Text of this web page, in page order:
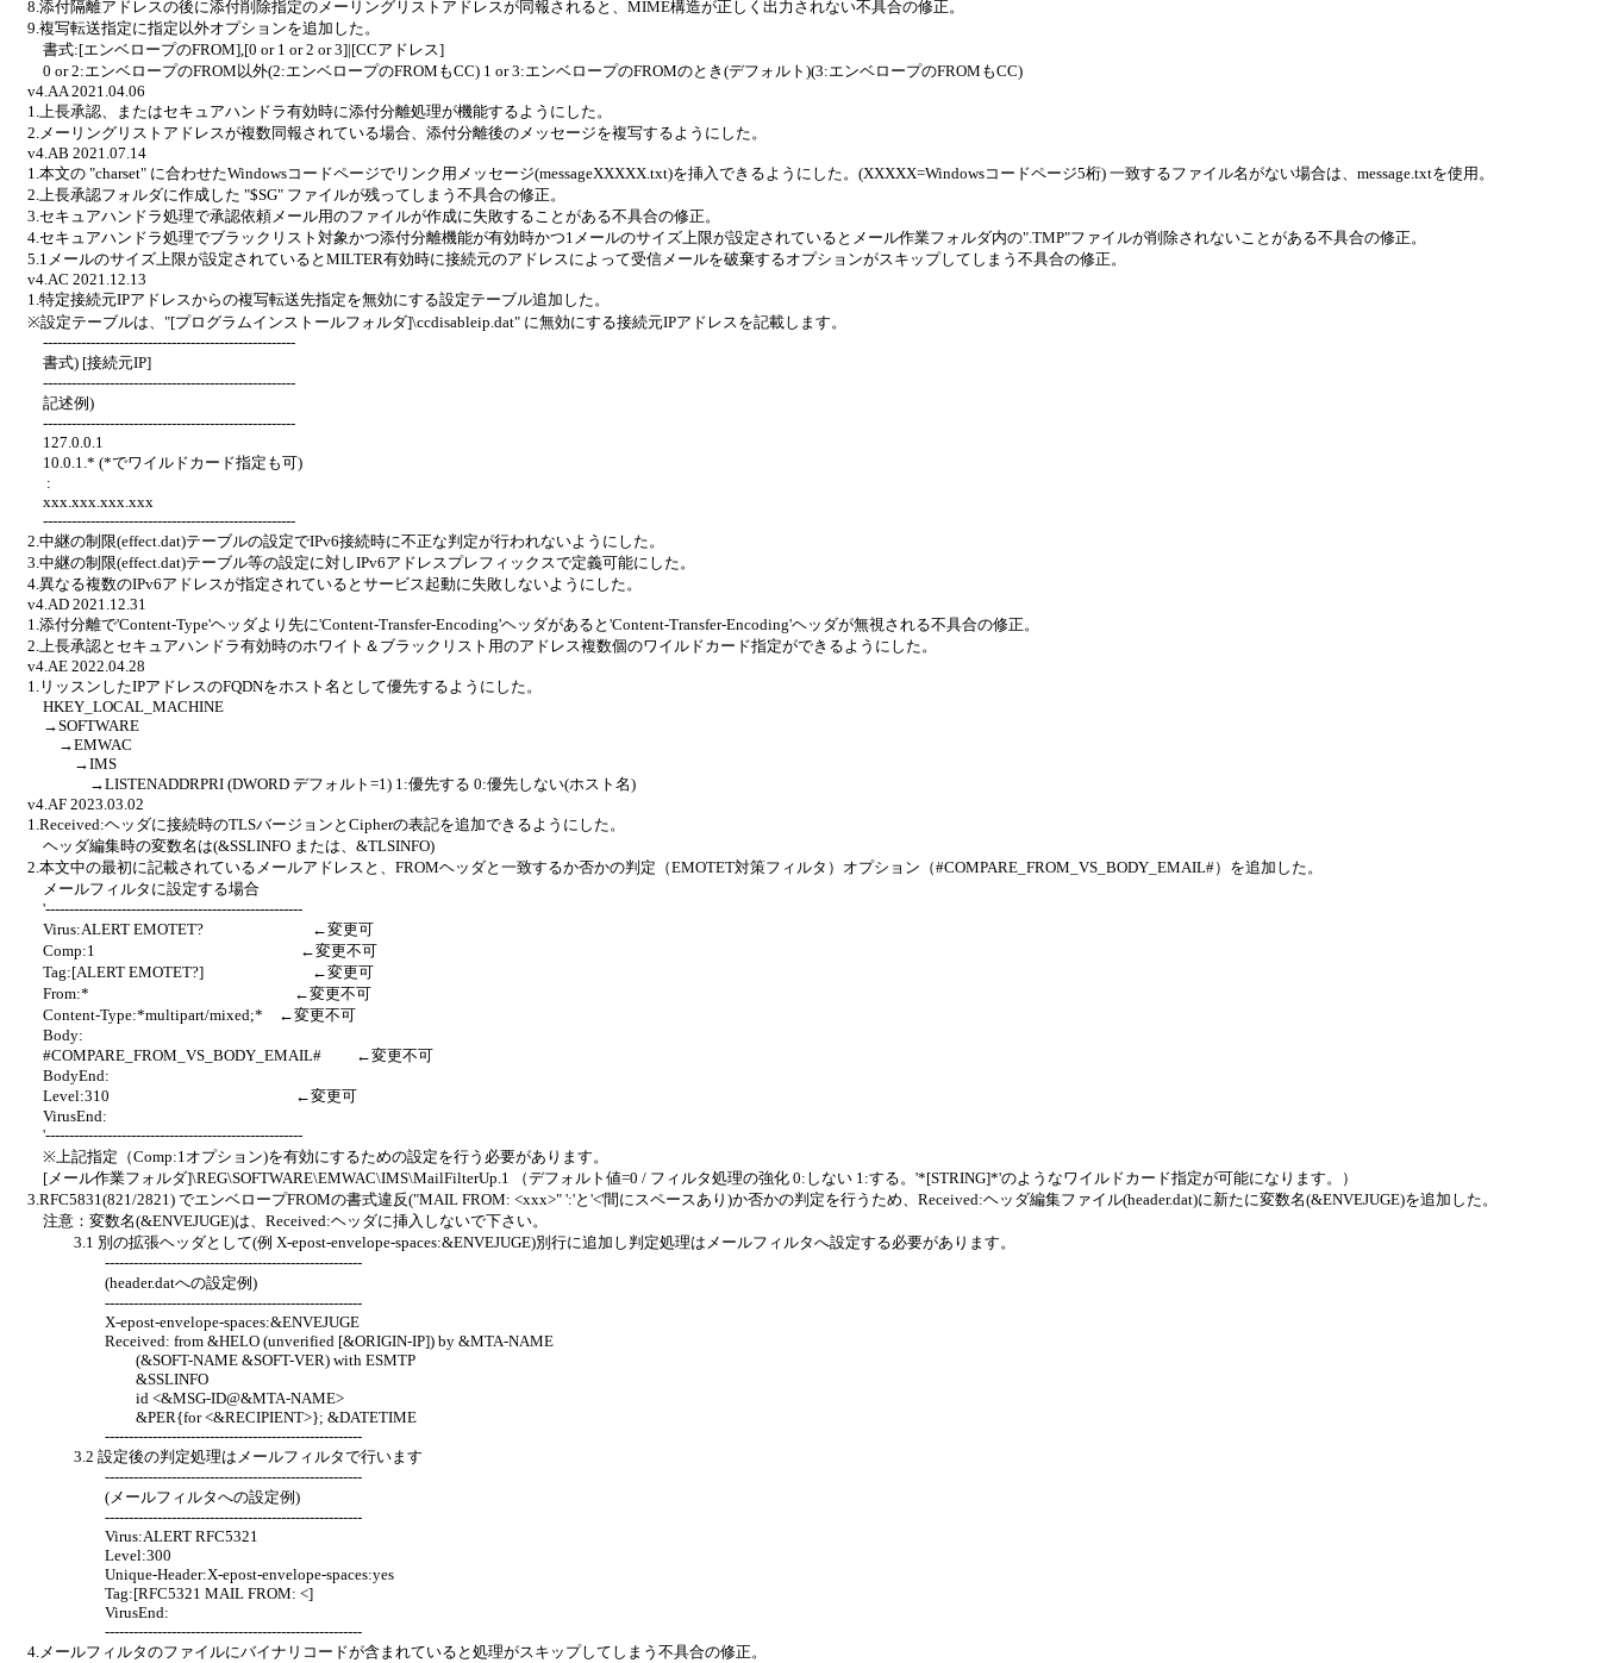
8.添付隔離アドレスの後に添付削除指定のメーリングリストアドレスが同報されると、MIME構造が正しく出力されない不具合の修正。
9.複写転送指定に指定以外オプションを追加した。
書式:[エンベロープのFROM],[0 or 1 or 2 or 3]|[CCアドレス]
0 or 2:エンベロープのFROM以外(2:エンベロープのFROMもCC) 1 or 3:エンベロープのFROMのとき(デフォルト)(3:エンベロープのFROMもCC)
v4.AA 2021.04.06
1.上長承認、またはセキュアハンドラ有効時に添付分離処理が機能するようにした。
2.メーリングリストアドレスが複数同報されている場合、添付分離後のメッセージを複写するようにした。
v4.AB 2021.07.14
1.本文の "charset" に合わせたWindowsコードページでリンク用メッセージ(messageXXXXX.txt)を挿入できるようにした。(XXXXX=Windowsコードページ5桁) 一致するファイル名がない場合は、message.txtを使用。
2.上長承認フォルダに作成した "$SG" ファイルが残ってしまう不具合の修正。
3.セキュアハンドラ処理で承認依頼メール用のファイルが作成に失敗することがある不具合の修正。
4.セキュアハンドラ処理でブラックリスト対象かつ添付分離機能が有効時かつ1メールのサイズ上限が設定されているとメール作業フォルダ内の".TMP"ファイルが削除されないことがある不具合の修正。
5.1メールのサイズ上限が設定されているとMILTER有効時に接続元のアドレスによって受信メールを破棄するオプションがスキップしてしまう不具合の修正。
v4.AC 2021.12.13
1.特定接続元IPアドレスからの複写転送先指定を無効にする設定テーブル追加した。
※設定テーブルは、"[プログラムインストールフォルダ]\ccdisableip.dat" に無効にする接続元IPアドレスを記載します。
-----------------------------------------------------
書式) [接続元IP]
-----------------------------------------------------
記述例)
-----------------------------------------------------
127.0.0.1
10.0.1.* (*でワイルドカード指定も可)
:
xxx.xxx.xxx.xxx
-----------------------------------------------------
2.中継の制限(effect.dat)テーブルの設定でIPv6接続時に不正な判定が行われないようにした。
3.中継の制限(effect.dat)テーブル等の設定に対しIPv6アドレスプレフィックスで定義可能にした。
4.異なる複数のIPv6アドレスが指定されているとサービス起動に失敗しないようにした。
v4.AD 2021.12.31
1.添付分離で'Content-Type'ヘッダより先に'Content-Transfer-Encoding'ヘッダがあると'Content-Transfer-Encoding'ヘッダが無視される不具合の修正。
2.上長承認とセキュアハンドラ有効時のホワイト＆ブラックリスト用のアドレス複数個のワイルドカード指定ができるようにした。
v4.AE 2022.04.28
1.リッスンしたIPアドレスのFQDNをホスト名として優先するようにした。
HKEY_LOCAL_MACHINE
→SOFTWARE
→EMWAC
→IMS
→LISTENADDRPRI (DWORD デフォルト=1) 1:優先する 0:優先しない(ホスト名)
v4.AF 2023.03.02
1.Received:ヘッダに接続時のTLSバージョンとCipherの表記を追加できるようにした。
ヘッダ編集時の変数名は(&SSLINFO または、&TLSINFO)
2.本文中の最初に記載されているメールアドレスと、FROMヘッダと一致するか否かの判定（EMOTET対策フィルタ）オプション（#COMPARE_FROM_VS_BODY_EMAIL#）を追加した。
メールフィルタに設定する場合
'------------------------------------------------------
Virus:ALERT EMOTET? ←変更可
Comp:1 ←変更不可
Tag:[ALERT EMOTET?] ←変更可
From:* ←変更不可
Content-Type:*multipart/mixed;* ←変更不可
Body:
#COMPARE_FROM_VS_BODY_EMAIL# ←変更不可
BodyEnd:
Level:310 ←変更可
VirusEnd:
'------------------------------------------------------
※上記指定（Comp:1オプション)を有効にするための設定を行う必要があります。
[メール作業フォルダ]\REG\SOFTWARE\EMWAC\IMS\MailFilterUp.1 （デフォルト値=0 / フィルタ処理の強化 0:しない 1:する。'*[STRING]*'のようなワイルドカード指定が可能になります。）
3.RFC5831(821/2821) でエンベロープFROMの書式違反("MAIL FROM: <xxx>" ':'と'<'間にスペースあり)か否かの判定を行うため、Received:ヘッダ編集ファイル(header.dat)に新たに変数名(&ENVEJUGE)を追加した。
注意：変数名(&ENVEJUGE)は、Received:ヘッダに挿入しないで下さい。
3.1 別の拡張ヘッダとして(例 X-epost-envelope-spaces:&ENVEJUGE)別行に追加し判定処理はメールフィルタへ設定する必要があります。
------------------------------------------------------
(header.datへの設定例)
------------------------------------------------------
X-epost-envelope-spaces:&ENVEJUGE
Received: from &HELO (unverified [&ORIGIN-IP]) by &MTA-NAME
(&SOFT-NAME &SOFT-VER) with ESMTP
&SSLINFO
id <&MSG-ID@&MTA-NAME>
&PER{for <&RECIPIENT>}; &DATETIME
------------------------------------------------------
3.2 設定後の判定処理はメールフィルタで行います
------------------------------------------------------
(メールフィルタへの設定例)
------------------------------------------------------
Virus:ALERT RFC5321
Level:300
Unique-Header:X-epost-envelope-spaces:yes
Tag:[RFC5321 MAIL FROM: <]
VirusEnd:
------------------------------------------------------
4.メールフィルタのファイルにバイナリコードが含まれていると処理がスキップしてしまう不具合の修正。